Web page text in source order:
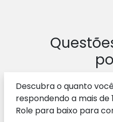
Descubra o quanto
respondendo a mais de
Role para baixo para